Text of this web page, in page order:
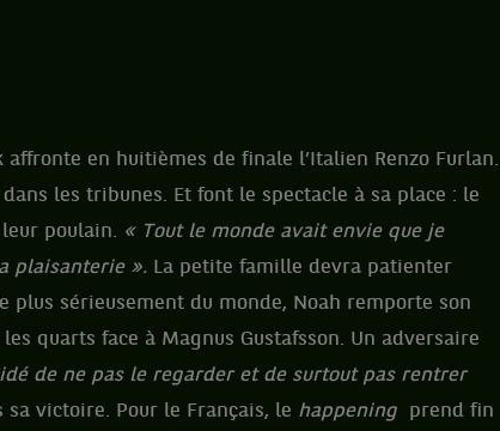
affronte en huitièmes de finale l’Italien Renzo Furlan.
les tribunes. Et font le spectacle à sa place : le
poulain. « Tout le monde avait envie que je
plaisanterie ». La petite famille devra patienter
plus sérieusement du monde, Noah remporte son
quarts face à Magnus Gustafsson. Un adversaire
de ne pas le regarder et de surtout pas rentrer
sa victoire. Pour le Français, le happening prend fin